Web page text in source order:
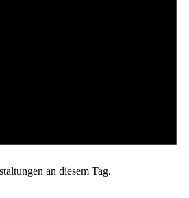
an diesem Tag.